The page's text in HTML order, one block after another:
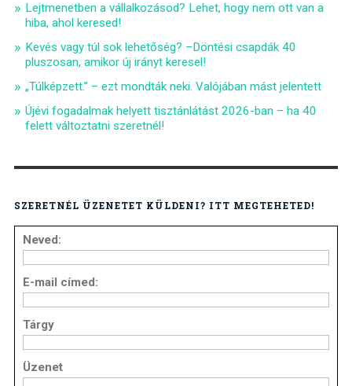
Lejtmenetben a vállalkozásod? Lehet, hogy nem ott van a
hiba, ahol keresed!
Kevés vagy túl sok lehetőség? –Döntési csapdák 40
pluszosan, amikor új irányt keresel!
„Túlképzett.” – ezt mondták neki. Valójában mást jelentett
Újévi fogadalmak helyett tisztánlátást 2026-ban – ha 40
felett változtatni szeretnél!
SZERETNÉL ÜZENETET KÜLDENI? ITT MEGTEHETED!
Neved:
E-mail címed:
Tárgy
Üzenet